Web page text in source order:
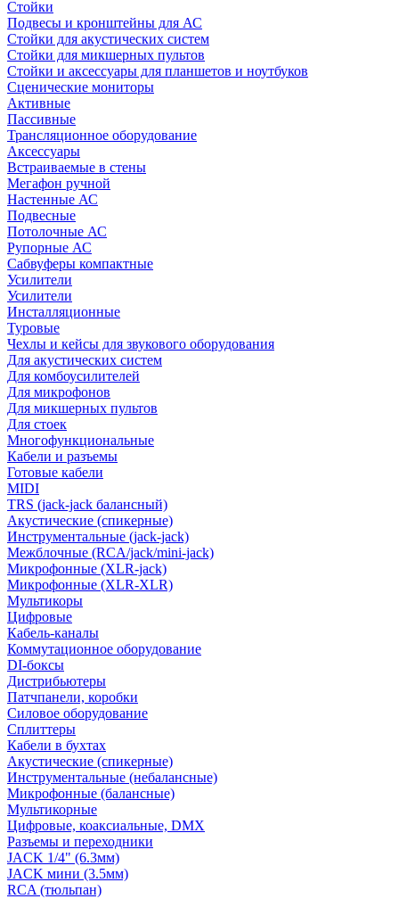
Стойки
Подвесы и кронштейны для АС
Стойки для акустических систем
Стойки для микшерных пультов
Стойки и аксессуары для планшетов и ноутбуков
Сценические мониторы
Активные
Пассивные
Трансляционное оборудование
Аксессуары
Встраиваемые в стены
Мегафон ручной
Настенные АС
Подвесные
Потолочные АС
Рупорные АС
Сабвуферы компактные
Усилители
Усилители
Инсталляционные
Туровые
Чехлы и кейсы для звукового оборудования
Для акустических систем
Для комбоусилителей
Для микрофонов
Для микшерных пультов
Для стоек
Многофункциональные
Кабели и разъемы
Готовые кабели
MIDI
TRS (jack-jack балансный)
Акустические (спикерные)
Инструментальные (jack-jack)
Межблочные (RCA/jack/mini-jack)
Микрофонные (XLR-jack)
Микрофонные (XLR-XLR)
Мультикоры
Цифровые
Кабель-каналы
Коммутационное оборудование
DI-боксы
Дистрибьютеры
Патчпанели, коробки
Силовое оборудование
Сплиттеры
Кабели в бухтах
Акустические (спикерные)
Инструментальные (небалансные)
Микрофонные (балансные)
Мультикорные
Цифровые, коаксиальные, DMX
Разъемы и переходники
JACK 1/4" (6.3мм)
JACK мини (3.5мм)
RCA (тюльпан)